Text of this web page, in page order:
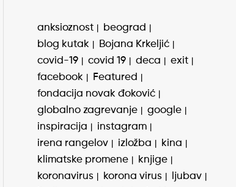
anksioznost
beograd
blog kutak
Bojana Krkeljić
covid-19
covid 19 deca
exit
facebook
Featured
fondacija novak đoković
globalno zagrevanje
google
inspiracija
instagram
irena rangelov
izložba
kina
klimatske promene
knjige
koronavirus
korona virus
ljubav